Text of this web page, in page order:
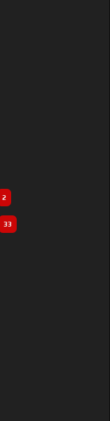
2
33